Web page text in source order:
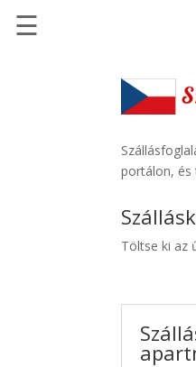
Szállásinfo.eu
Repülőjegy
pénzvisszatérítéssel
Autóbérlés
☰
portálon, és
Töltse ki az